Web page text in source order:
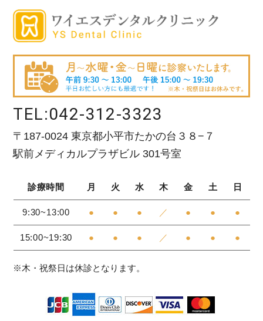
TEL:042-312-3323
〒187-0024 東京都小平市たかの台３８−７
駅前メディカルプラザビル 301号室
診療時間 月 火 水 木 金 土 日
9:30~13:00 ● ● ● ／ ● ● ●
15:00~19:30 ● ● ● ／ ● ● ●
※木・祝祭日は休診となります。